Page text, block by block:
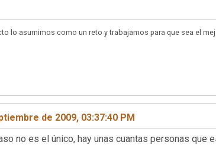
lo asumimos como un reto y trabajamos para que sea el
de 2009, 03:37:40 PM
no es el único, hay unas cuantas personas que